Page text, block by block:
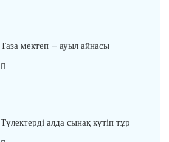
Таза мектеп – ауыл айнасы
Түлектерді алда сынақ күтіп тұр